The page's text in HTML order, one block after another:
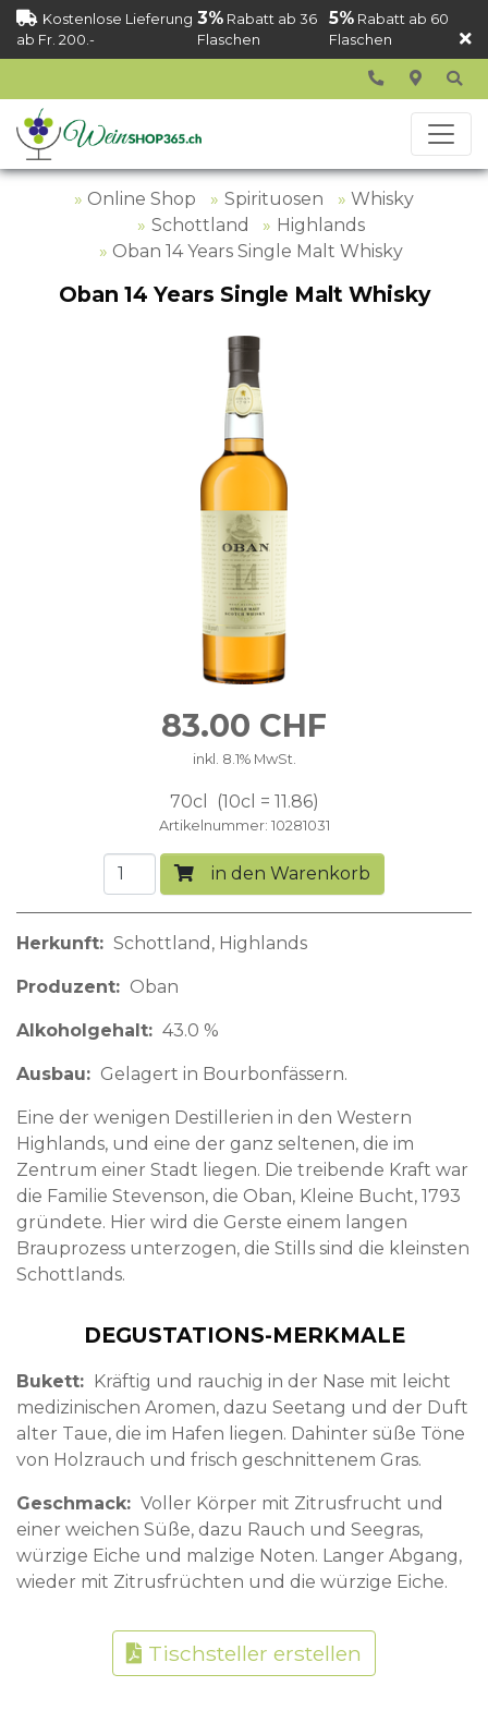
Kostenlose Lieferung
ab Fr. 200.-
3% Rabatt ab 36
Flaschen
5%Rabatt ab 60
Flaschen
Online Shop Spirituosen
Whisky
Schottland
Highlands
Oban 14 Years Single Malt Whisky
Oban 14 Years Single Malt Whisky
83.00 CHF
inkl. 8.1% MwSt.
70cl 10cl = 11.86
Artikelnummer 10281031
in den Warenkorb
Herkunft Schottland Highlands
Produzent Oban
Alkoholgehalt 43.0 %
Ausbau Gelagert in Bourbonfässern.
Eine der wenigen Destillerien in den Western
Highlands, und eine der ganz seltenen, die im
Zentrum einer Stadt liegen. Die treibende Kraft war
die Familie Stevenson, die Oban, Kleine Bucht, 1793
gründete. Hier wird die Gerste einem langen
Brauprozess unterzogen, die Stills sind die kleinsten
Schottlands.
DEGUSTATIONS-MERKMALE
Bukett
Kräftig und rauchig in der Nase mit leicht
medizinischen Aromen, dazu Seetang und der Duft
alter Taue, die im Hafen liegen. Dahinter süße Töne
von Holzrauch und frisch geschnittenem Gras.
Geschmack
Voller Körper mit Zitrusfrucht und
einer weichen Süße, dazu Rauch und Seegras,
würzige Eiche und malzige Noten. Langer Abgang,
wieder mit Zitrusfrüchten und die würzige Eiche.
Tischsteller erstellen